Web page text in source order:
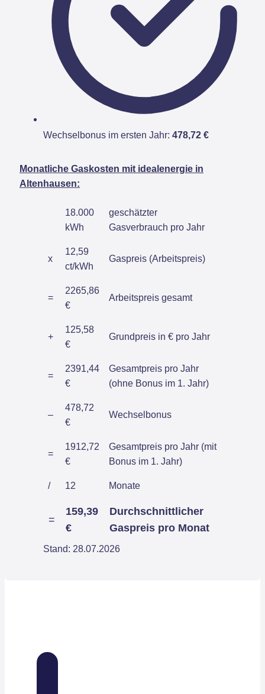
Wechselbonus im ersten Jahr: 478,72 €
Monatliche Gaskosten mit idealenergie in
Altenhausen:
18.000
kWh
geschätzter
Gasverbrauch pro Jahr
x
12,59
ct/kWh
Gaspreis (Arbeitspreis)
=
2265,86
€
Arbeitspreis gesamt
+
125,58
€
Grundpreis in € pro Jahr
=
2391,44
€
Gesamtpreis pro Jahr
(ohne Bonus im 1. Jahr)
–
478,72
€
Wechselbonus
=
1912,72
€
Gesamtpreis pro Jahr (mit
Bonus im 1. Jahr)
/ 12 Monate
=
159,39
€
Durchschnittlicher
Gaspreis pro Monat
Stand: 28.07.2026